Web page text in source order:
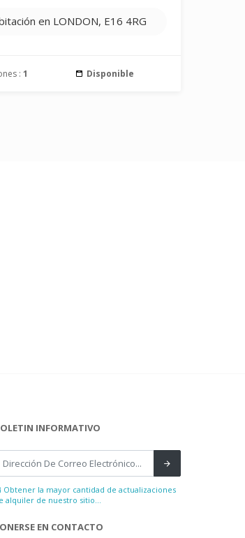
en LONDON, E16 4RG
: 1 Disponible
INFORMATIVO
Obtener la mayor cantidad de actualizaciones
alquiler de nuestro sitio...
EN CONTACTO